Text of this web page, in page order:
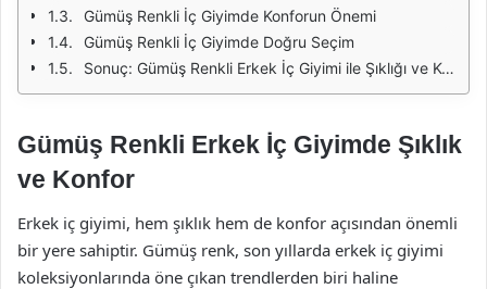
Gümüş Renkli İç Giyimde Konforun Önemi
Gümüş Renkli İç Giyimde Doğru Seçim
Sonuç: Gümüş Renkli Erkek İç Giyimi ile Şıklığı ve Konforu Yakalayın
Gümüş Renkli Erkek İç Giyimde Şıklık
ve Konfor
Erkek iç giyimi, hem şıklık hem de konfor açısından önemli
bir yere sahiptir. Gümüş renk, son yıllarda erkek iç giyimi
koleksiyonlarında öne çıkan trendlerden biri haline